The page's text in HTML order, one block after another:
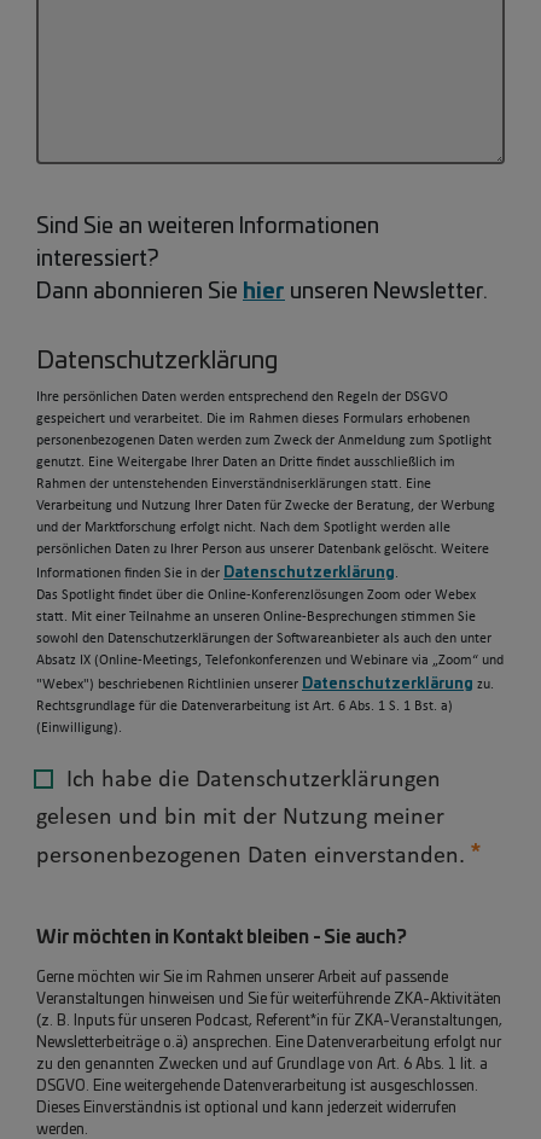
Sind Sie an weiteren Informationen
interessiert?
Dann abonnieren Sie hier unseren Newsletter.
Datenschutzerklärung
Ihre persönlichen Daten werden entsprechend den Regeln der DSGVO
gespeichert und verarbeitet. Die im Rahmen dieses Formulars erhobenen
personenbezogenen Daten werden zum Zweck der Anmeldung zum Spotlight
genutzt. Eine Weitergabe Ihrer Daten an Dritte findet ausschließlich im
Rahmen der untenstehenden Einverständniserklärungen statt. Eine
Verarbeitung und Nutzung Ihrer Daten für Zwecke der Beratung, der Werbung
und der Marktforschung erfolgt nicht. Nach dem Spotlight werden alle
persönlichen Daten zu Ihrer Person aus unserer Datenbank gelöscht. Weitere
Informationen finden Sie in der Datenschutzerklärung.
Das Spotlight findet über die Online-Konferenzlösungen Zoom oder Webex
statt. Mit einer Teilnahme an unseren Online-Besprechungen stimmen Sie
sowohl den Datenschutzerklärungen der Softwareanbieter als auch den unter
Absatz IX (Online-Meetings, Telefonkonferenzen und Webinare via „Zoom“ und
"Webex") beschriebenen Richtlinien unserer Datenschutzerklärung zu.
Rechtsgrundlage für die Datenverarbeitung ist Art. 6 Abs. 1 S. 1 Bst. a)
(Einwilligung).
Ich habe die Datenschutzerklärungen
gelesen und bin mit der Nutzung meiner
personenbezogenen Daten einverstanden.
Wir möchten in Kontakt bleiben - Sie auch?
Gerne möchten wir Sie im Rahmen unserer Arbeit auf passende
Veranstaltungen hinweisen und Sie für weiterführende ZKA-Aktivitäten
(z. B. Inputs für unseren Podcast, Referent*in für ZKA-Veranstaltungen,
Newsletterbeiträge o.ä) ansprechen. Eine Datenverarbeitung erfolgt nur
zu den genannten Zwecken und auf Grundlage von Art. 6 Abs. 1 lit. a
DSGVO. Eine weitergehende Datenverarbeitung ist ausgeschlossen.
Dieses Einverständnis ist optional und kann jederzeit widerrufen
werden.